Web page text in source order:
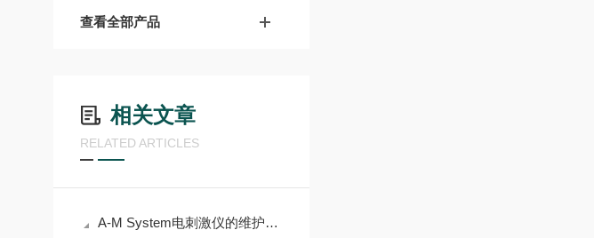
查看全部产品
相关文章
RELATED ARTICLES
A-M System电刺激仪的维护与保养需要注意哪些事项？